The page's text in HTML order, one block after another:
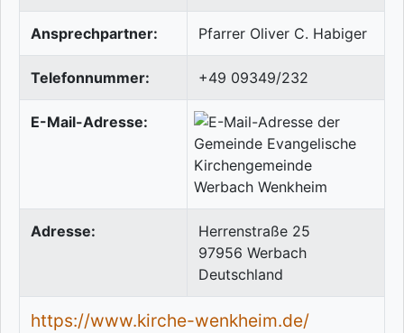
Ansprechpartner: Pfarrer Oliver C. Habiger
Telefonnummer: +49 09349/232
E-Mail-Adresse:
Adresse:
Herrenstraße 25
97956 Werbach
Deutschland
https://www.kirche-wenkheim.de/